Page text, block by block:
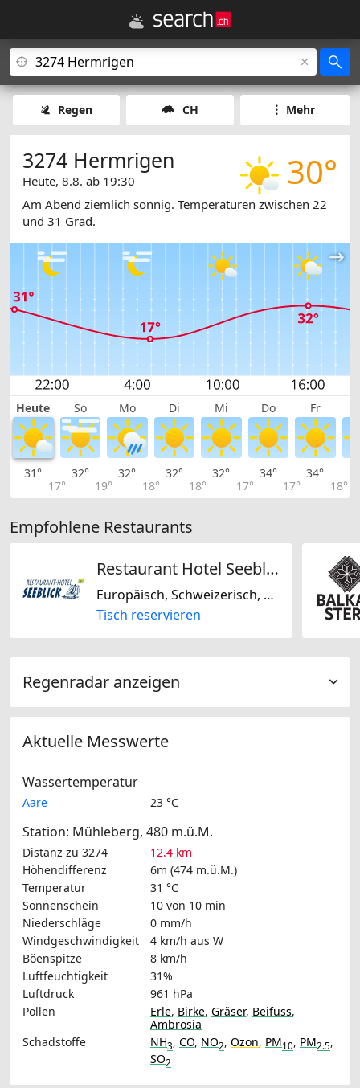
Regen CH Mehr
30°
3274 Hermrigen
Heute, 8.8. ab 19:30
Am Abend ziemlich sonnig. Temperaturen zwischen 22
und 31 Grad.
Heute So Mo Di Mi Do Fr
31°
17°
32°
19°
32°
18°
32°
18°
32°
17°
34°
17°
34°
18°
Empfohlene Restaurants
Restaurant Hotel Seeblick
Europäisch, Schweizerisch, Saisonal, Nur vegetarisch, Laktosefrei, Biogerichte, Glutenfrei
Tisch reservieren
Regenradar anzeigen
Aktuelle Messwerte
Wassertemperatur
Aare 23 °C
Station: Mühleberg, 480 m.ü.M.
Distanz zu 3274
12.4 km
Höhendifferenz
6m (474 m.ü.M.)
Temperatur
31 °C
Sonnenschein
10 von 10 min
Niederschläge
0 mm/h
Windgeschwindigkeit
4 km/h aus W
Böenspitze
8 km/h
Luftfeuchtigkeit
31%
Luftdruck
961 hPa
Pollen
Erle, Birke, Gräser, Beifuss,
Ambrosia
Schadstoffe
NH3, CO, NO2, Ozon, PM10, PM2.5,
SO2